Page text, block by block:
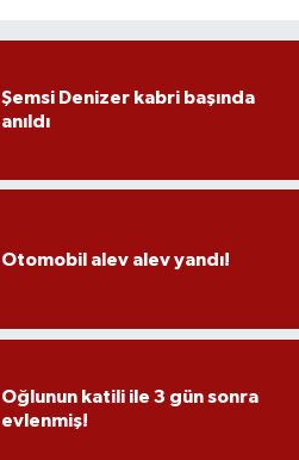
Şemsi Denizer kabri başında
anıldı
Otomobil alev alev yandı!
Oğlunun katili ile 3 gün sonra
evlenmiş!